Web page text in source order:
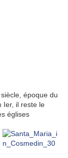
époque du
Ier, il reste le
églises